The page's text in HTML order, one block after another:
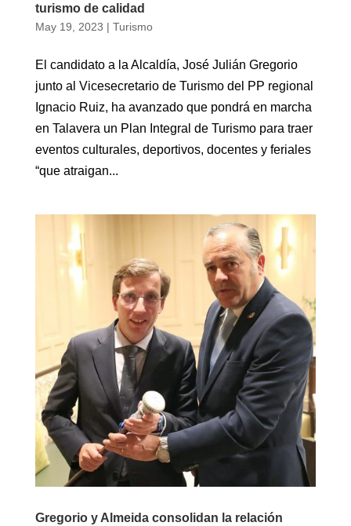
turismo de calidad
May 19, 2023 | Turismo
El candidato a la Alcaldía, José Julián Gregorio
junto al Vicesecretario de Turismo del PP regional
Ignacio Ruiz, ha avanzado que pondrá en marcha
en Talavera un Plan Integral de Turismo para traer
eventos culturales, deportivos, docentes y feriales
“que atraigan...
Gregorio y Almeida consolidan la relación